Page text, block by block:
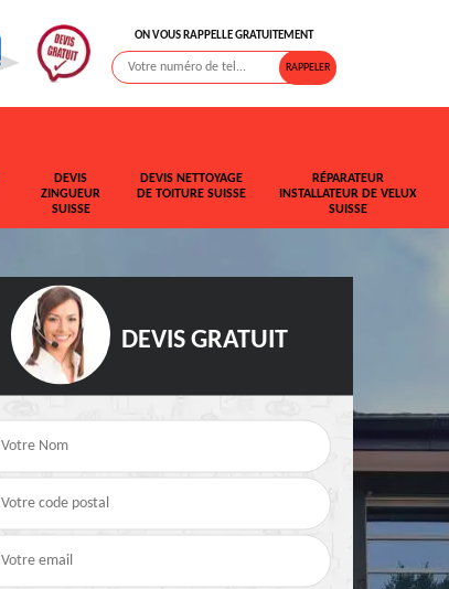
ON VOUS RAPPELLE GRATUITEMENT
DEVIS
ZINGUEUR
SUISSE
DEVIS NETTOYAGE
DE TOITURE SUISSE
RÉPARATEUR
INSTALLATEUR DE VELUX
SUISSE
Rehaussement de
Devis fuite de toiture
Suisse
DEVIS GRATUIT